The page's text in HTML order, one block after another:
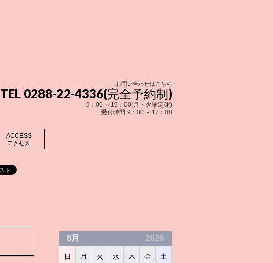
お問い合わせはこちら
TEL 0288-22-4336(完全予約制)
9：00 ～19：00(月・火曜定休)
受付時間 9：00 ～17：00
ACCESS
アクセス
8月 2026
日 月 火 水 木 金 土